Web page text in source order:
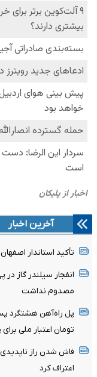
آخرین اخبار
تأکید استاندار
انفجار سیلندر گاز
مصدوم نداشت
تومان اعتبار ملی
فاش شدن راز
اعتراف کرد